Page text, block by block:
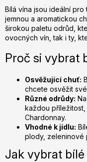
Bílá vína jsou ideální
jemnou a aromatickou
širokou paletu odrůd,
ovocných vín, tak i ty,
Proč si vybrat
Osvěžující chuť:
chcete osvěžit
Různé odrůdy:
každou
Chardonnay.
Vhodné k jídlu:
plody, zeleninové
Jak vybrat bílé